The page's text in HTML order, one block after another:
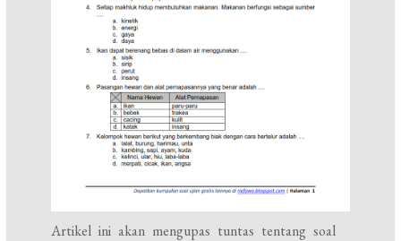
Artikel ini akan mengupas tuntas tentang soal